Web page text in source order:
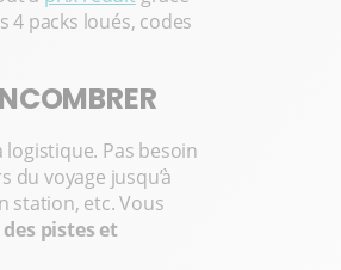
packs loués, codes
logistique. Pas besoin
du voyage jusqu’à
station, etc. Vous
pistes et